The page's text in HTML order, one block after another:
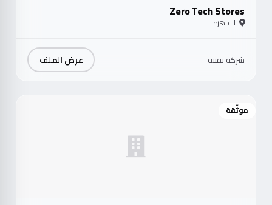
Zero Tech Stores
القاهرة
شركة تقنية عرض الملف
موثّقة